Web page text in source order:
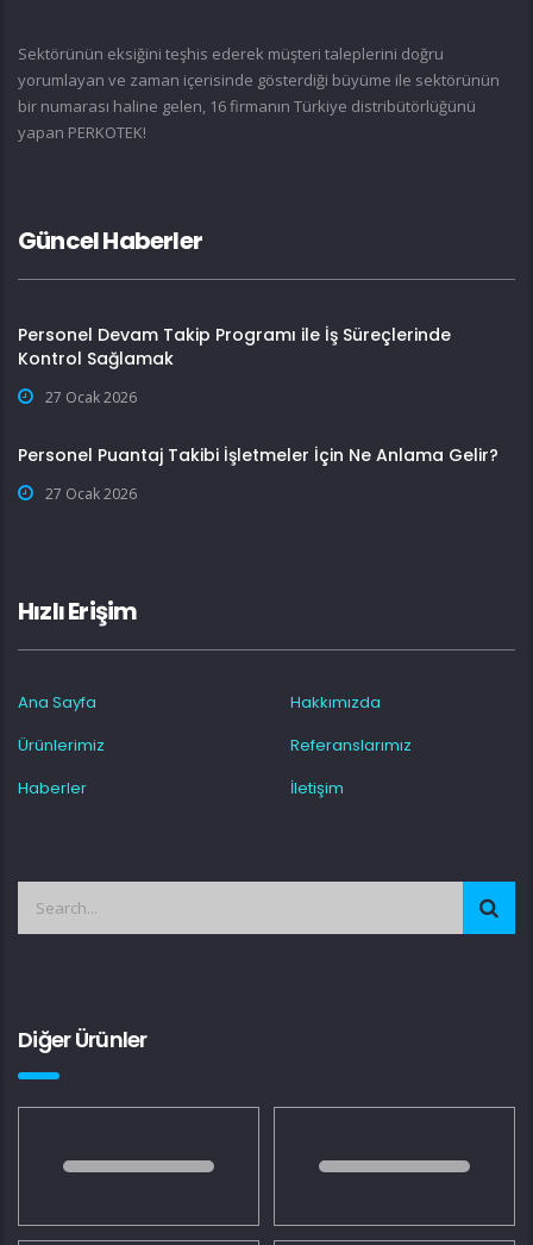
Sektörünün eksiğini teşhis ederek müşteri taleplerini doğru
yorumlayan ve zaman içerisinde gösterdiği büyüme ile sektörünün
bir numarası haline gelen, 16 firmanın Türkiye distribütörlüğünü
yapan PERKOTEK!
Güncel Haberler
Personel Devam Takip Programı ile İş Süreçlerinde
Kontrol Sağlamak
27 Ocak 2026
Personel Puantaj Takibi İşletmeler İçin Ne Anlama Gelir?
27 Ocak 2026
Hızlı Erişim
Ana Sayfa
Hakkımızda
Ürünlerimiz
Referanslarımız
Haberler
İletişim
Diğer Ürünler